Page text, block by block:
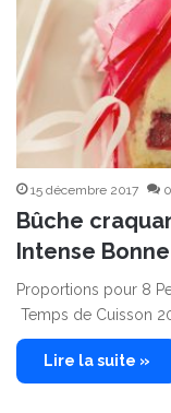
15 décembre 2017 0
Bûche
Intense
Proportions pour 8
Temps de Cuisson
Lire la suite »